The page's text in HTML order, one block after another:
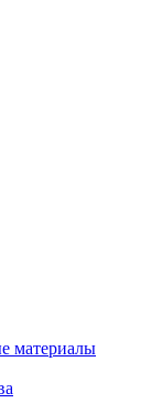
материалы